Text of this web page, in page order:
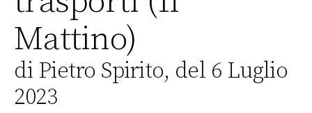
Mattino)
di Pietro Spirito, del 6 Luglio
2023